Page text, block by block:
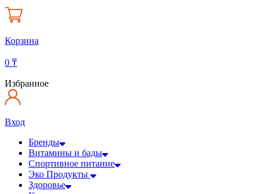
Корзина
0 ₸
Избранное
Вход
Бренды
Витамины и бады
Спортивное питание
Эко Продукты
Здоровье